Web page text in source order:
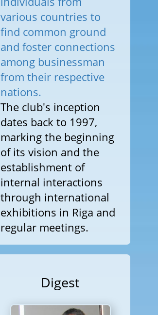
various countries to
find common ground
and foster connections
among businessman
from their respective
nations.
The club's inception
dates back to 1997,
marking the beginning
of its vision and the
establishment of
internal interactions
through international
exhibitions in Riga and
regular meetings.
Digest